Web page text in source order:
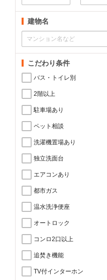
建物名
こだわり条件
バス・トイレ別
2階以上
駐車場あり
ペット相談
洗濯機置場あり
独立洗面台
エアコンあり
都市ガス
温水洗浄便座
オートロック
コンロ2口以上
追焚き機能
TV付インターホン